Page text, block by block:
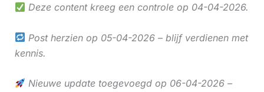
Deze content kreeg een controle op 04-04-2026.
Post herzien op 05-04-2026 – blijf verdienen met
kennis.
Nieuwe update toegevoegd op 06-04-2026 –